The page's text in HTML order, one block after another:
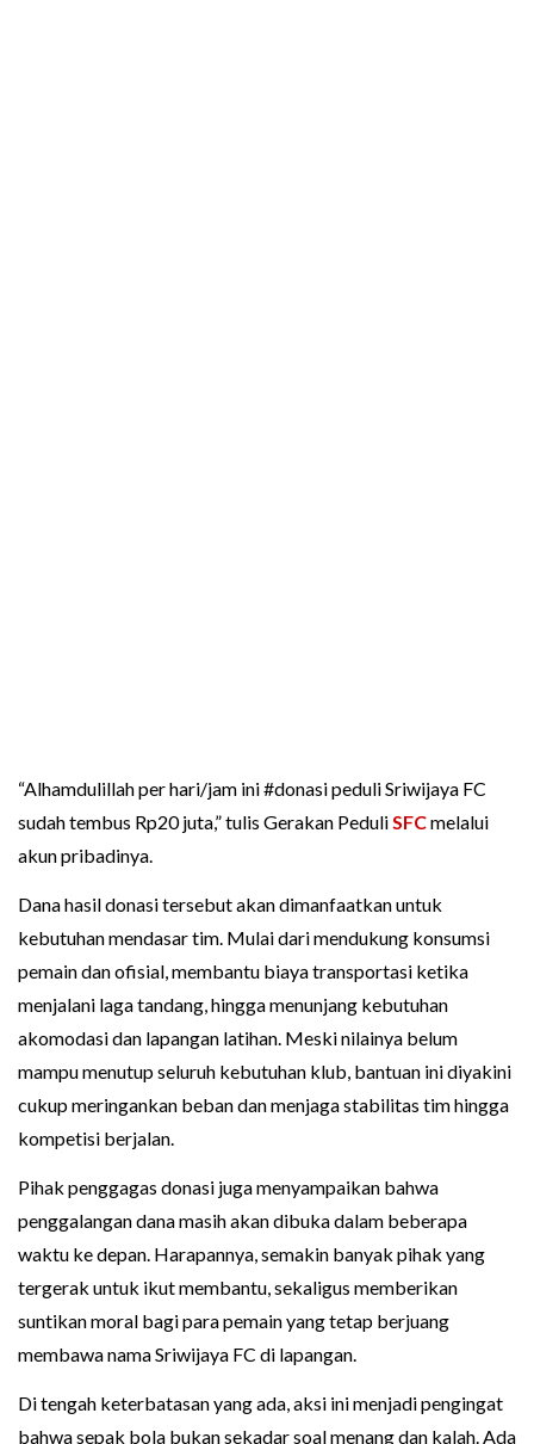
“Alhamdulillah per hari/jam ini #donasi peduli Sriwijaya FC
sudah tembus Rp20 juta,” tulis Gerakan PeduliSFCmelalui
akun pribadinya.
Dana hasil donasi tersebut akan dimanfaatkan untuk
kebutuhan mendasar tim. Mulai dari mendukung konsumsi
pemain dan ofisial, membantu biaya transportasi ketika
menjalani laga tandang, hingga menunjang kebutuhan
akomodasi dan lapangan latihan. Meski nilainya belum
mampu menutup seluruh kebutuhan klub, bantuan ini diyakini
cukup meringankan beban dan menjaga stabilitas tim hingga
kompetisi berjalan.
Pihak penggagas donasi juga menyampaikan bahwa
penggalangan dana masih akan dibuka dalam beberapa
waktu ke depan. Harapannya, semakin banyak pihak yang
tergerak untuk ikut membantu, sekaligus memberikan
suntikan moral bagi para pemain yang tetap berjuang
membawa nama Sriwijaya FC di lapangan.
Di tengah keterbatasan yang ada, aksi ini menjadi pengingat
bahwa sepak bola bukan sekadar soal menang dan kalah. Ada